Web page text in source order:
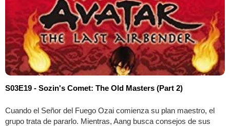
S03E19 - Sozin's Comet: The Old Masters (Part 2)
Cuando el Señor del Fuego Ozai comienza su plan maestro, el
grupo trata de pararlo. Mientras, Aang busca consejos de sus